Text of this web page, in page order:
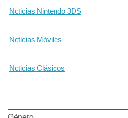
Noticias Nintendo 3DS
Noticias Móviles
Noticias Clásicos